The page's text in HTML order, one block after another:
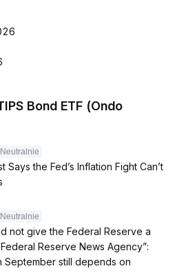
Bond ETF (Ondo
Neutralnie
the Fed’s Inflation Fight Can’t
Neutralnie
not give the Federal Reserve a
Reserve News Agency”:
September still depends on